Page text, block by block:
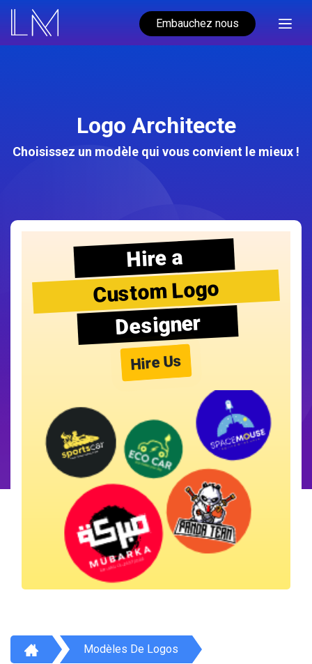
Embauchez nous
Logo Architecte
Choisissez un modèle qui vous convient le mieux !
Hire a
Custom Logo
Designer
Hire Us
Modèles De Logos